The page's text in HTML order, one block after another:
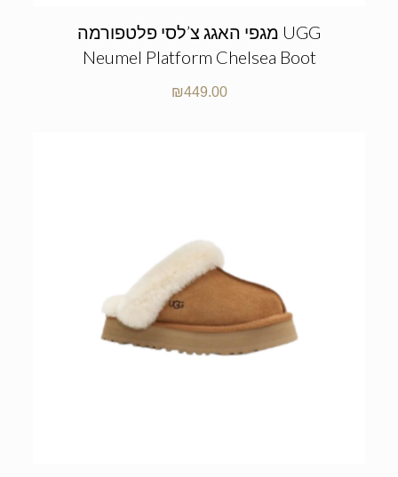
מגפי האגג צ’לסי פלטפורמה UGG
Neumel Platform Chelsea Boot
₪449.00